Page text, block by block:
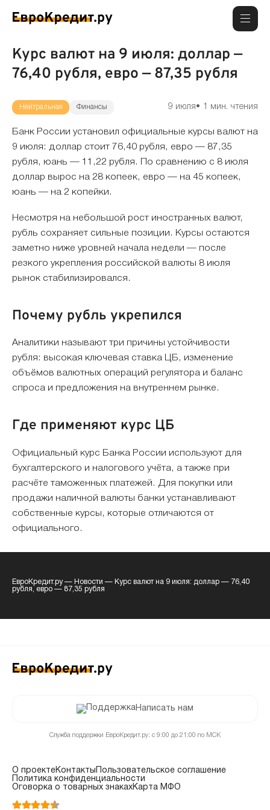
Курс валют на 9 июля: доллар —
76,40 рубля, евро — 87,35 рубля
Нейтральная Финансы 9 июля 1 мин. чтения
Банк России установил официальные курсы валют на
9 июля: доллар стоит 76,40 рубля, евро — 87,35
рубля, юань — 11,22 рубля. По сравнению с 8 июля
доллар вырос на 28 копеек, евро — на 45 копеек,
юань — на 2 копейки.
Несмотря на небольшой рост иностранных валют,
рубль сохраняет сильные позиции. Курсы остаются
заметно ниже уровней начала недели — после
резкого укрепления российской валюты 8 июля
рынок стабилизировался.
Почему рубль укрепился
Аналитики называют три причины устойчивости
рубля: высокая ключевая ставка ЦБ, изменение
объёмов валютных операций регулятора и баланс
спроса и предложения на внутреннем рынке.
Где применяют курс ЦБ
Официальный курс Банка России используют для
бухгалтерского и налогового учёта, а также при
расчёте таможенных платежей. Для покупки или
продажи наличной валюты банки устанавливают
собственные курсы, которые отличаются от
официального.
ЕвроКредит.ру— Новости — Курс валют на 9 июля: доллар — 76,40
рубля, евро — 87,35 рубля
Написать нам
Служба поддержки ЕвроКредит.ру: с 9:00 до 21:00 по МСК
О проектеКонтакты
Пользовательское соглашение
Политика конфиденциальности
Оговорка о товарных знакахКарта МФО